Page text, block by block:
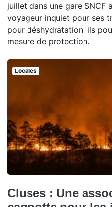
juillet dans une gare SNCF
voyageur inquiet pour ses
pour déshydratation, ils
mesure de protection.
Locales
Cluses : Une